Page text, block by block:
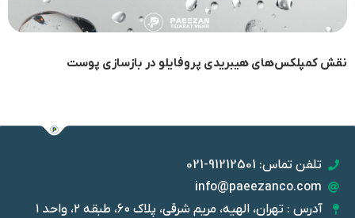
نقش کمپلکس‌های هیبریدی پروفایلو در بازسازی پوست
تلفن تماس: 91212501-021
info@paeezanco.com
آدرس : تهران، الهیه، مریم شرقی، پلاک ۶۰، طبقه ۲، واحد ۱